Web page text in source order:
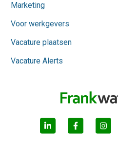
Marketing
Voor werkgevers
Vacature plaatsen
Vacature Alerts